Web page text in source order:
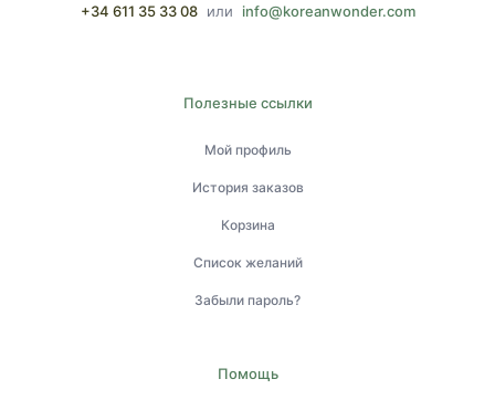
+34 611 35 33 08 или info@koreanwonder.com
Полезные ссылки
Мой профиль
История заказов
Корзина
Список желаний
Забыли пароль?
Помощь